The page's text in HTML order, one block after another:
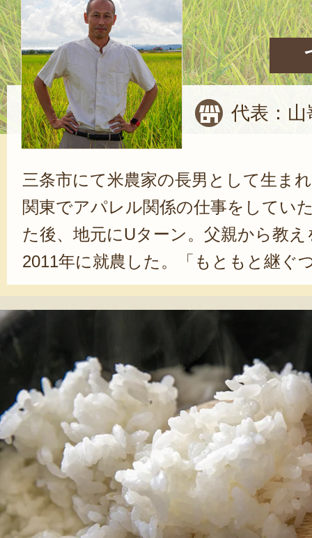
代表：山
三条市にて米農家の長男として生ま
関東でアパレル関係の仕事をしてい
た後、地元にUターン。父親から教
2011年に就農した。「もともと継ぐ
んです。でも家庭を持ったことをき
道を選びました。自分が食べてきた
どもにも食べさせたいなって思うよ
よね」と、照れたように笑う。自然
し、子どもたちが安心して食べられ
でいる。